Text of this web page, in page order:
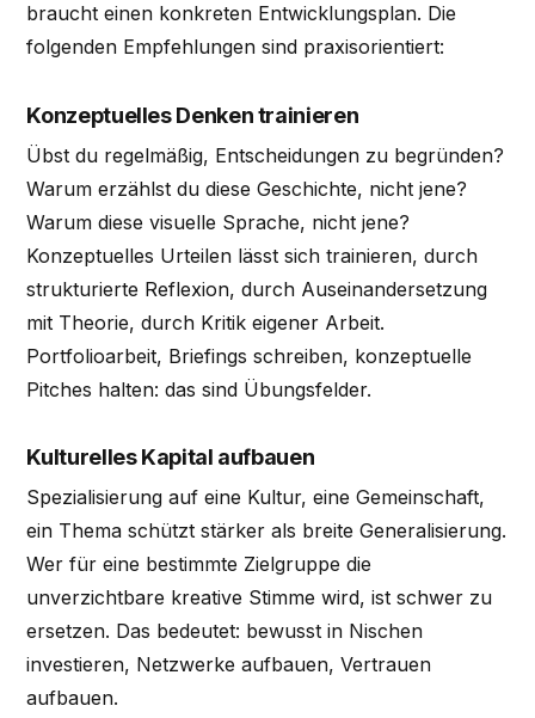
braucht einen konkreten Entwicklungsplan. Die
folgenden Empfehlungen sind praxisorientiert:
Konzeptuelles Denken trainieren
Übst du regelmäßig, Entscheidungen zu begründen?
Warum erzählst du diese Geschichte, nicht jene?
Warum diese visuelle Sprache, nicht jene?
Konzeptuelles Urteilen lässt sich trainieren, durch
strukturierte Reflexion, durch Auseinandersetzung
mit Theorie, durch Kritik eigener Arbeit.
Portfolioarbeit, Briefings schreiben, konzeptuelle
Pitches halten: das sind Übungsfelder.
Kulturelles Kapital aufbauen
Spezialisierung auf eine Kultur, eine Gemeinschaft,
ein Thema schützt stärker als breite Generalisierung.
Wer für eine bestimmte Zielgruppe die
unverzichtbare kreative Stimme wird, ist schwer zu
ersetzen. Das bedeutet: bewusst in Nischen
investieren, Netzwerke aufbauen, Vertrauen
aufbauen.